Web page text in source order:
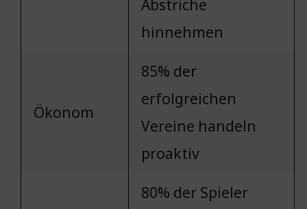
Abstriche
hinnehmen
Ökonom
85% der
erfolgreichen
Vereine handeln
proaktiv
80% der Spieler